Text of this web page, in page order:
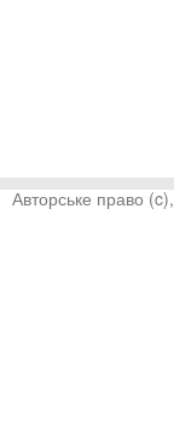
Авторське право (c),